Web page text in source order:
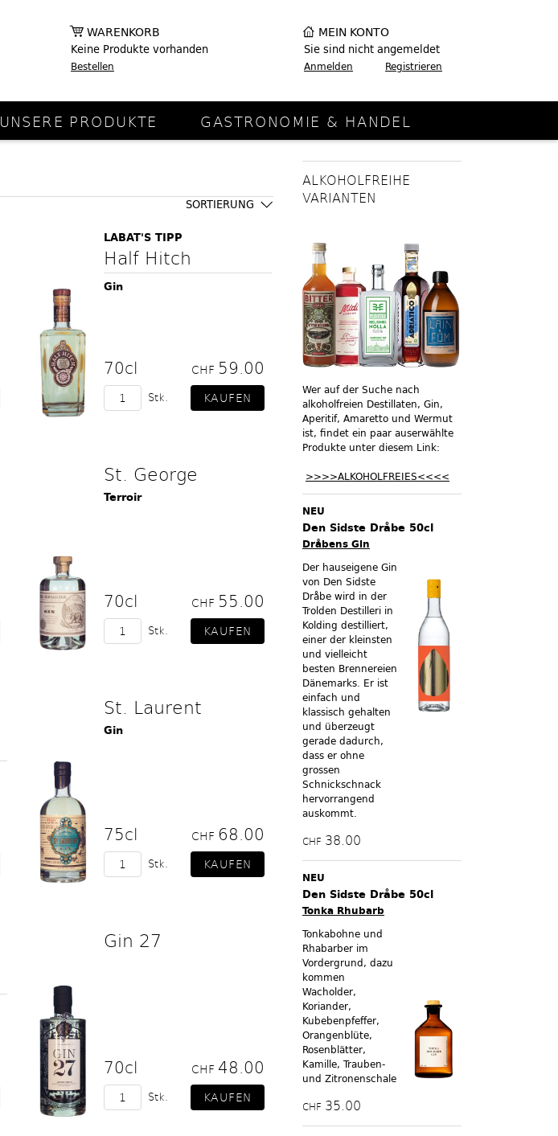
WARENKORB
Keine Produkte vorhanden
Bestellen
MEIN KONTO
Sie sind nicht angemeldet
Anmelden Registrieren
UNSERE PRODUKTE GASTRONOMIE & HANDEL
SORTIERUNG
LABAT'S TIPP
Half Hitch
Gin
70cl CHF 59.00
Stk.
St. George
Terroir
70cl CHF 55.00
Stk.
St. Laurent
Gin
75cl CHF 68.00
Stk.
Gin 27
70cl CHF 48.00
Stk.
ALKOHOLFREIHE
VARIANTEN
Wer auf der Suche nach
alkoholfreien Destillaten, Gin,
Aperitif, Amaretto und Wermut
ist, findet ein paar auserwählte
Produkte unter diesem Link:
>>>>ALKOHOLFREIES<<<<
NEU
Den Sidste Dråbe 50cl
Dråbens Gin
Der hauseigene Gin
von Den Sidste
Dråbe wird in der
Trolden Destilleri in
Kolding destilliert,
einer der kleinsten
und vielleicht
besten Brennereien
Dänemarks. Er ist
einfach und
klassisch gehalten
und überzeugt
gerade dadurch,
dass er ohne
grossen
Schnickschnack
hervorrangend
auskommt.
CHF 38.00
NEU
Den Sidste Dråbe 50cl
Tonka Rhubarb
Tonkabohne und
Rhabarber im
Vordergrund, dazu
kommen
Wacholder,
Koriander,
Kubebenpfeffer,
Orangenblüte,
Rosenblätter,
Kamille, Trauben-
und Zitronenschale
CHF 35.00